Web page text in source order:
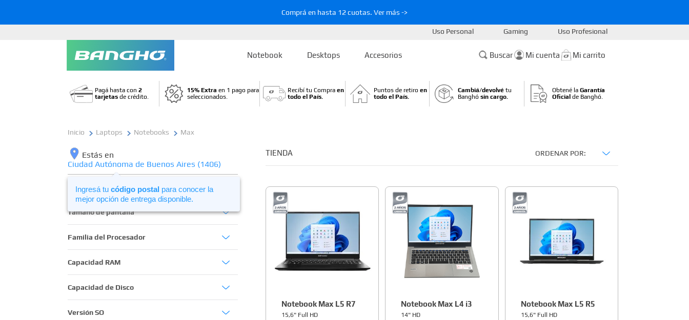
Comprá en hasta 12 cuotas. Ver más ->
Uso Personal Gaming Uso Profesional
Notebook Desktops Accesorios Buscar
Pagá hasta con 2
tarjetas de crédito.
15% Extra en 1 pago para
seleccionados.
Recibí tu Compraen
todo el País.
Puntos de retiroen
todo el País.
Cambiá/devolvétu
Banghó sin cargo.
Obtené laGarantía
Oficial de Banghó.
Laptops Notebooks Max
Estás en
Ciudad Autónoma de Buenos Aires (1406)
Ingresá tu código postal para conocer la
mejor opción de entrega disponible.
Segmento de uso
College
Tamaño de pantalla
14´´
15,6´´
Familia del Procesador
Intel Core i3
Intel Core i5
AMD Ryzen
Capacidad RAM
8GB
16GB
Capacidad de Disco
240GB
Versión SO
TIENDA ORDENAR POR
Notebook Max L5 R7
15,6" Full HD
Notebook Max L4 i3
14" HD
Notebook Max L5 R5
15,6" Full HD